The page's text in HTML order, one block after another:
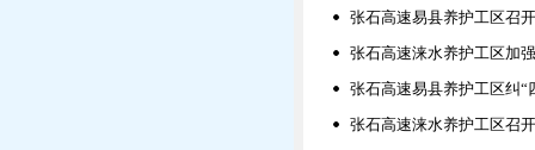
张石高速易县养护工区召
张石高速涞水养护工区加
张石高速易县养护工区纠“
张石高速涞水养护工区召